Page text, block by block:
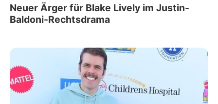
Neuer Ärger für Blake Lively im Justin-
Baldoni-Rechtsdrama